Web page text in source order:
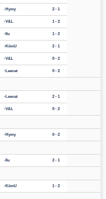
Hymy 2 - 1
V&L 1 - 2
Ilu 1 - 2
KiimU 2 - 1
V&L 0 - 2
Leenat 0 - 2
Leenat 2 - 1
V&L 0 - 2
Hymy 0 - 2
Ilu 2 - 1
KiimU 1 - 2